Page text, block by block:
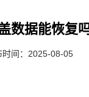
数据能恢复
时间：2025-08-05